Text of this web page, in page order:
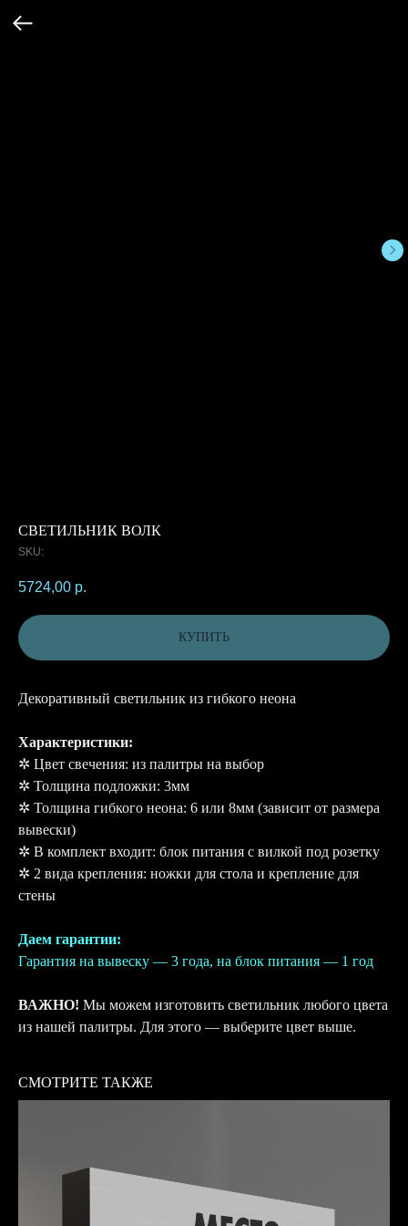
СВЕТИЛЬНИК ВОЛК
SKU:
5724,00 р.
КУПИТЬ
Декоративный светильник из гибкого неона
Характеристики:
✲ Цвет свечения: из палитры на выбор
✲ Толщина подложки: 3мм
✲ Толщина гибкого неона: 6 или 8мм (зависит от размера
вывески)
✲ В комплект входит: блок питания с вилкой под розетку
✲ 2 вида крепления: ножки для стола и крепление для
стены
Даем гарантии:
Гарантия на вывеску — 3 года, на блок питания — 1 год
ВАЖНО! Мы можем изготовить светильник любого цвета
из нашей палитры. Для этого — выберите цвет выше.
СМОТРИТЕ ТАКЖЕ